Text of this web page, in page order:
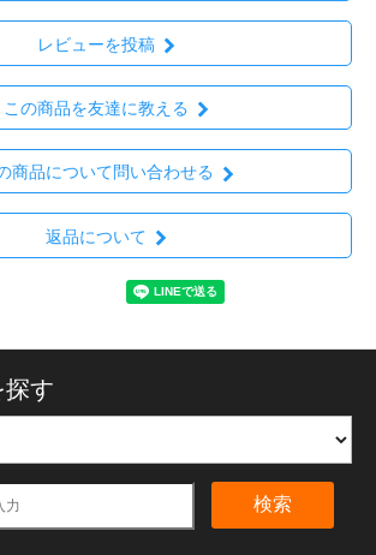
レビューを投稿
この商品を友達に教える
商品について問い合わせる
返品について
探す
検索